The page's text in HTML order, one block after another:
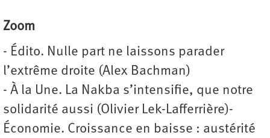
Zoom
- Édito. Nulle part ne laissons parader
l’extrême droite (Alex Bachman)
- À la Une. La Nakba s’intensifie, que notre
solidarité aussi (Olivier Lek-Lafferrière)-
Économie. Croissance en baisse : austérité